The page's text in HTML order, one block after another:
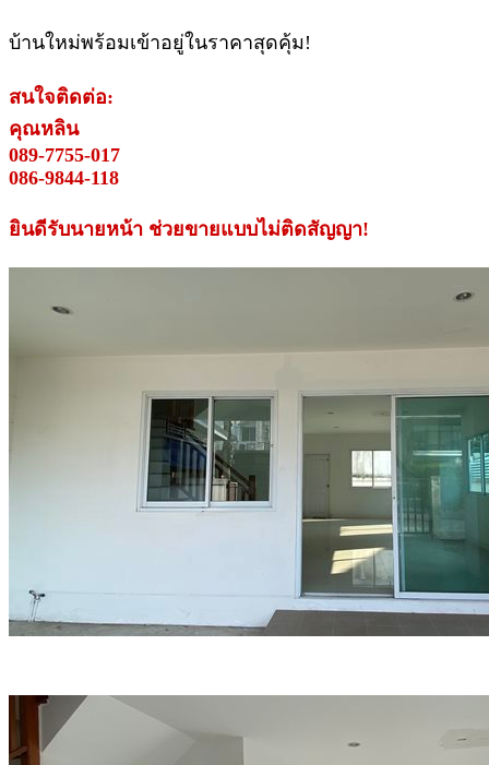
บ้านใหม่พร้อมเข้าอยู่ในราคาสุดคุ้ม!
สนใจติดต่อ:
คุณหลิน
089-7755-017
086-9844-118
ยินดีรับนายหน้า ช่วยขายแบบไม่ติดสัญญา!